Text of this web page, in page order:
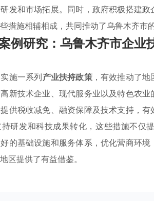
发和市场拓展。同时，政府积极搭建
措施相辅相成，共同推动了乌鲁木齐市
例研究：乌鲁木齐市企业
施一系列产业扶持政策，有效推动了地
新技术企业、现代服务业以及特色农
供税收减免、融资保障及技术支持，
研发和科技成果转化，这些措施不仅
的基础设施和服务体系，优化营商环
区提供了有益借鉴。